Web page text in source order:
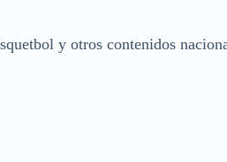
y otros contenidos